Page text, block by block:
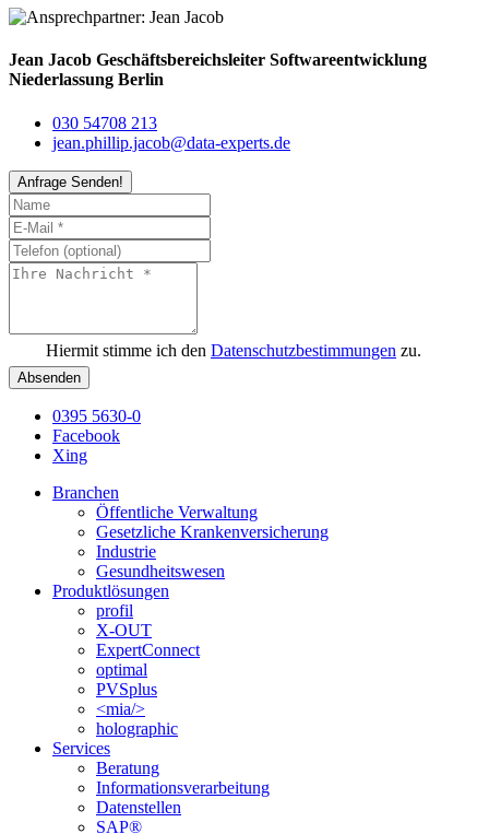
Jean Jacob Geschäftsbereichsleiter Softwareentwicklung
Niederlassung Berlin
030 54708 213
jean.phillip.jacob@data-experts.de
Anfrage Senden!
Hiermit stimme ich den Datenschutzbestimmungen zu.
Absenden
0395 5630-0
Facebook
Xing
Branchen
Öffentliche Verwaltung
Gesetzliche Krankenversicherung
Industrie
Gesundheitswesen
Produktlösungen
profil
X-OUT
ExpertConnect
optimal
PVSplus
<mia/>
holographic
Services
Beratung
Informations­verarbeitung
Datenstellen
SAP®